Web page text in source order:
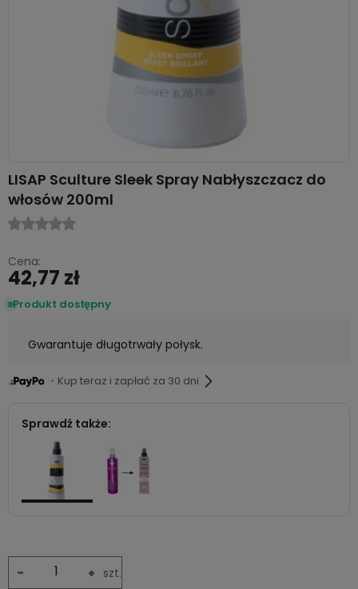
LISAP Sculture Sleek Spray Nabłyszczacz do
włosów 200ml
Cena:
42,77 zł
Produkt dostępny
Gwarantuje długotrwały połysk.
・Kup teraz i zapłać za 30 dni
Sprawdź także:
+
- szt.